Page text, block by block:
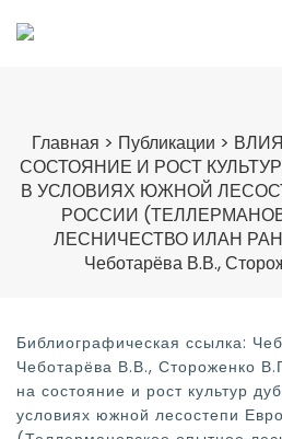
Главная > Публикации >
СОСТОЯНИЕ И РОСТ
В УСЛОВИЯХ ЮЖНОЙ
РОССИИ
ЛЕСНИЧЕСТВО ИЛАН РАН)
Чеботарёва В.В.,
Библиографическая ссылка:
Чеботарёва В.В., Стороженко
на состояние и рост культур
условиях южной лесостепи